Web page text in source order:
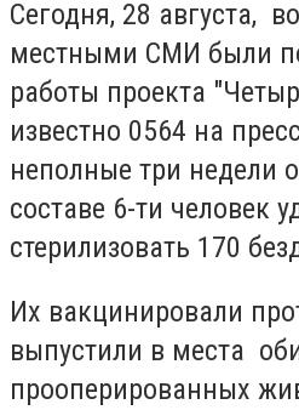
Сегодня, 28 августа,
местными СМИ были
работы проекта
известно 0564 на
неполные три недели
составе 6-ти человек
стерилизовать 170
Их вакцинировали
выпустили в места
прооперированных